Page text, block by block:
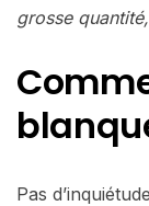
grosse
Pas